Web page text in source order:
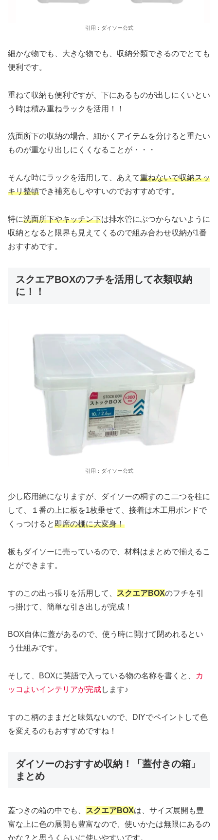
引用：ダイソー公式
細かな物でも、大きな物でも、収納分類できるのでとても
便利です。
重ねて収納も便利ですが、下にあるものが出しにくいとい
う時は積み重ねラックを活用！！
洗面所下の収納の場合、細かくアイテムを分けると重たい
ものが重なり出しにくくなることが・・・
そんな時にラックを活用して、あえて重ねないで収納スッ
キリ整頓でき補充もしやすいのでおすすめです。
特に洗面所下やキッチン下は排水管にぶつからないように
収納となると限界も見えてくるので組み合わせ収納が1番
おすすめです。
スクエアBOXのフチを活用して衣類収納
に！！
引用：ダイソー公式
少し応用編になりますが、ダイソーの桐すのこ二つを柱に
して、１番の上に板を1枚乗せて、接着は木工用ボンドで
くっつけると即席の棚に大変身！
板もダイソーに売っているので、材料はまとめで揃えるこ
とができます。
すのこの出っ張りを活用して、 スクエアBOXのフチを引
っ掛けて、簡単な引き出しが完成！
BOX自体に蓋があるので、使う時に開けて閉めれるとい
う仕組みです。
そして、BOXに英語で入っている物の名称を書くと、
カ
ッコよいインテリアが完成します♪
すのこ柄のままだと味気ないので、DIYでペイントして色
を変えるのもおすすめですね！
ダイソーのおすすめ収納！「蓋付きの箱」
まとめ
蓋つきの箱の中でも、 スクエアBOXは、サイズ展開も豊
富な上に色の展開も豊富なので、使いかたは無限にあるの
かな？と思うくらいに使いやすいです。